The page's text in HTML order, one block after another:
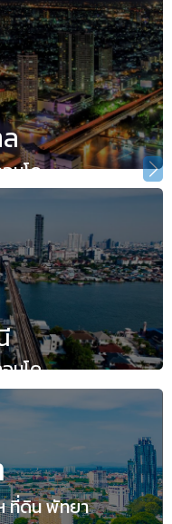
นโด
นโด
ที่ดิน พัทยา